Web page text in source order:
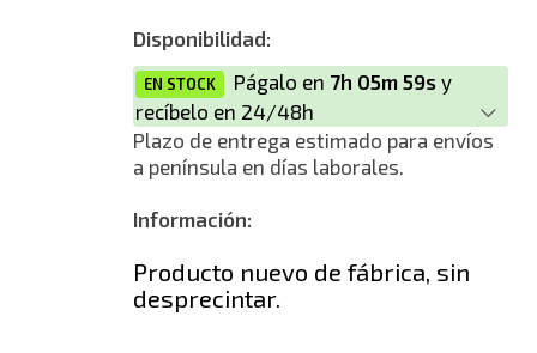
Disponibilidad:
EN STOCK Págalo en 7h 05m 59s y
recíbelo en 24/48h
Plazo de entrega estimado para envíos
a península en días laborales.
Información:
Producto nuevo de fábrica, sin
desprecintar.